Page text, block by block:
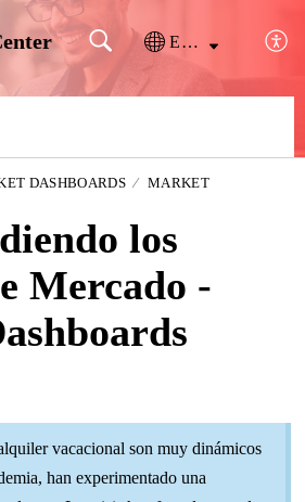
Español (España)
DASHBOARDS
MARKET
los
Mercado -
vacacional son muy dinámicos
han experimentado una